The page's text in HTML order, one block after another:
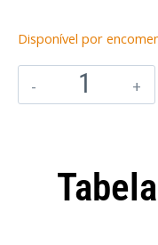
Disponível por